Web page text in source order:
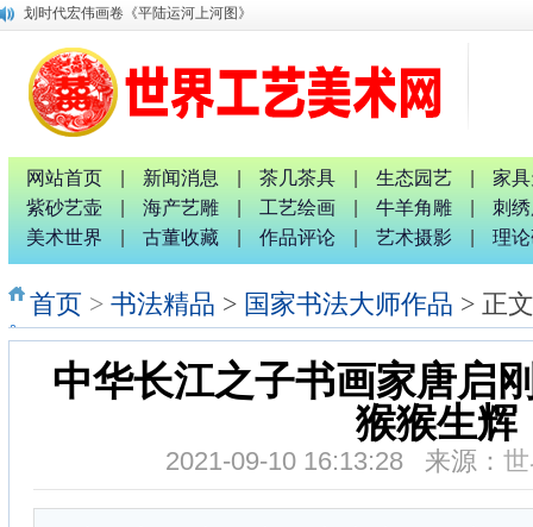
划时代宏伟画卷《平陆运河上河图》
唐国宣 谢伟良等出席八桂孔雀宴开业盛典活动
唐国宣采访中华唐氏宗亲广西分会副秘书长唐金军
融水梦呜苗寨十九坡会震撼天地 苗族服装服饰靓人间
中国专家评审团主席唐国宣采访桂林人大代表曹玉生并合影
南宁市委统战部副部长、市工商联党组书记张献辉谆谆教诲
2026广西红色诗词歌舞文艺联欢晚会新闻发布会暨启动仪式
广西非物质文化遗产研究院院长唐正柱致辞
网站首页 新闻消息 茶几茶具 生态园艺
家
紫砂艺壶
海产艺雕 工艺绘画 牛羊角雕
刺
美术世界
古董收藏 作品评论 艺术摄影 理
首页 > 书法精品 > 国家书法大师作品 > 正文
中华长江之子书画家唐启
猴猴生辉
2021-09-10 16:13:28 来源：